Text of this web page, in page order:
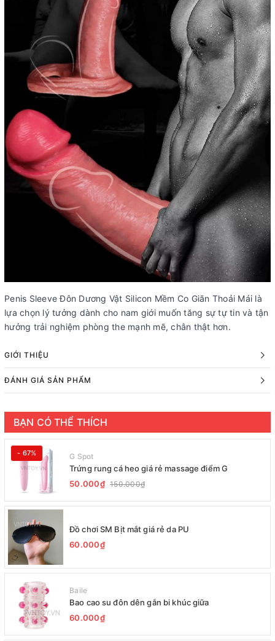
Penis Sleeve Đôn Dương Vật Silicon Mềm Co Giãn Thoải Mái là
lựa chọn lý tưởng dành cho nam giới muốn tăng sự tự tin và tận
hưởng trải nghiệm phòng the mạnh mẽ, chân thật hơn.
GIỚI THIỆU
ĐÁNH GIÁ SẢN PHẨM
BẠN CÓ THỂ THÍCH
- 67% G Spot
Trứng rung cá heo giá rẻ massage điểm G
50.000₫ 150.000₫
Đồ chơi SM Bịt mắt giá rẻ da PU
60.000₫
Baile
Bao cao su đôn dên gắn bi khúc giữa
60.000₫